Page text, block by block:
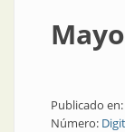
Publicado en:
Número: